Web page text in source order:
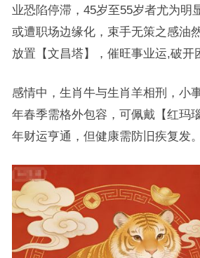
业恐陷停滞，45岁至55岁者尤为明
或遭职场边缘化，束手无策之感油
放置【文昌塔】，催旺事业运,破开
感情中，生肖牛与生肖羊相刑，小
年春季需格外包容，可佩戴【红玛
年财运亨通，但健康需防旧疾复发。